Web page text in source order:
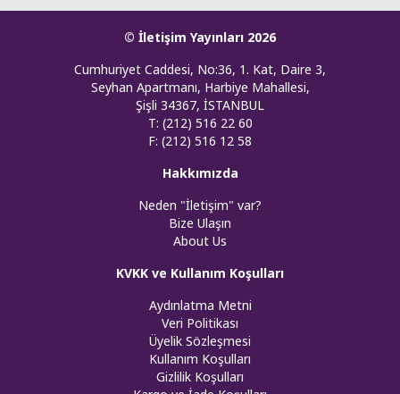
© İletişim Yayınları 2026
Cumhuriyet Caddesi, No:36, 1. Kat, Daire 3,
Seyhan Apartmanı, Harbiye Mahallesi,
Şişli 34367, İSTANBUL
T: (212) 516 22 60
F: (212) 516 12 58
Hakkımızda
Neden "İletişim" var?
Bize Ulaşın
About Us
KVKK ve Kullanım Koşulları
Aydınlatma Metni
Veri Politikası
Üyelik Sözleşmesi
Kullanım Koşulları
Gizlilik Koşulları